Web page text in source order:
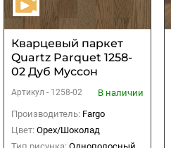
Кварцевый паркет
Quartz Parquet 1258-
02 Дуб Муссон
Артикул - 1258-02
В наличии
Производитель: Fargo
Цвет: Орех/Шоколад